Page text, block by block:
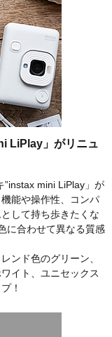
LiPlay」がリニュ
”instax mini LiPlay」が
能や操作性、コンパ
して持ち歩きたくな
に合わせて異なる質感
ンド色のグリーン、
イト、ユニセックス
！